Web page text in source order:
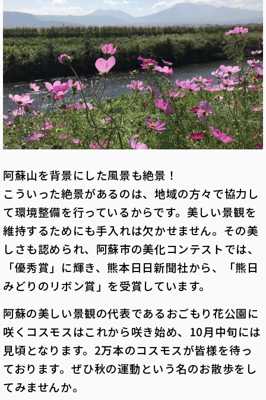
阿蘇山を背景にした風景も絶景！
こういった絶景があるのは、地域の方々で協力し
て環境整備を行っているからです。美しい景観を
維持するためにも手入れは欠かせません。その美
しさも認められ、阿蘇市の美化コンテストでは、
「優秀賞」に輝き、熊本日日新聞社から、「熊日
みどりのリボン賞」を受賞しています。
阿蘇の美しい景観の代表であるおごもり花公園に
咲くコスモスはこれから咲き始め、10月中旬には
見頃となります。2万本のコスモスが皆様を待っ
ております。ぜひ秋の運動という名のお散歩をし
てみませんか。